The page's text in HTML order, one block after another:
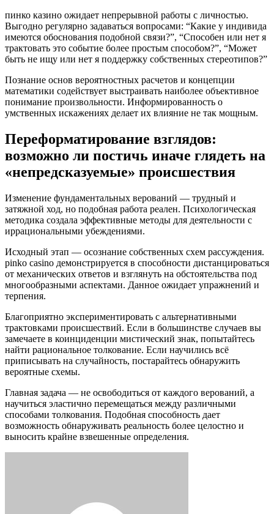
пинко казино ожидает непрерывной работы с личностью.
Выгодно регулярно задаваться вопросами: “Какие у индивида
имеются обоснования подобной связи?”, “Способен или нет я
трактовать это событие более простым способом?”, “Может
быть не ищу или нет я поддержку собственных стереотипов?”
Познание основ вероятностных расчетов и концепции
математики содействует выстраивать наиболее объективное
понимание произвольности. Информированность о
умственных искажениях делает их влияние не так мощным.
Переформатирование взглядов:
возможно ли постичь иначе глядеть на
«непредсказуемые» происшествия
Изменение фундаментальных верований — трудный и
затяжной ход, но подобная работа реален. Психологическая
методика создала эффективные методы для деятельности с
иррациональными убеждениями.
Исходный этап — осознание собственных схем рассуждения.
pinko casino демонстрируется в способности дистанцироваться
от механических ответов и взглянуть на обстоятельства под
многообразными аспектами. Данное ожидает упражнений и
терпения.
Благоприятно экспериментировать с альтернативными
трактовками происшествий. Если в большинстве случаев вы
замечаете в коинциденции мистический знак, попытайтесь
найти рациональное толкование. Если научились всё
приписывать на случайность, постарайтесь обнаружить
вероятные схемы.
Главная задача — не освободиться от каждого верований, а
научиться эластично перемещаться между различными
способами толкования. Подобная способность дает
возможность обнаруживать реальность более целостно и
выносить крайне взвешенные определения.